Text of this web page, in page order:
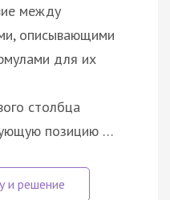
между
описывающими
для их
столбца
позицию …